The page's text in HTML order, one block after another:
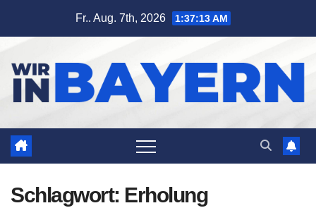
Fr.. Aug. 7th, 2026 1:37:13 AM
Schlagwort: Erholung